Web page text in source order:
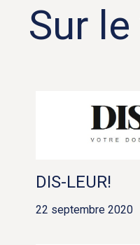
Sur
DIS-LEUR!
22 septembre 2020